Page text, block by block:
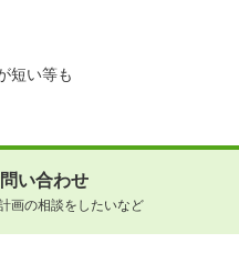
短い等も
い合わせ
画の相談をしたいなど